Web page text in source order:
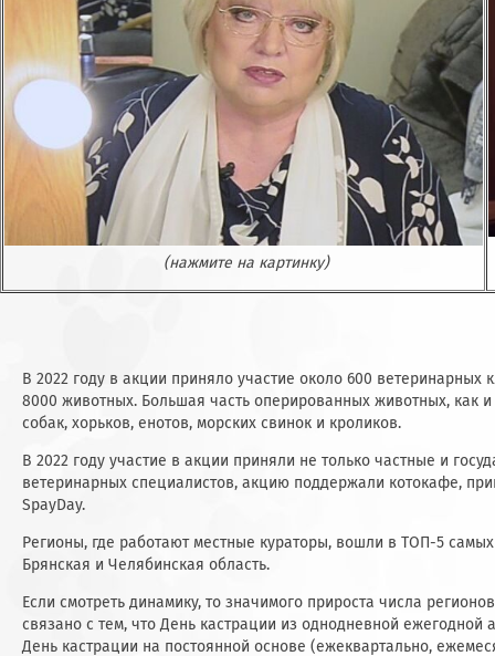
(нажмите на картинку)
В 2022 году в акции приняло участие около 600
8000 животных. Большая часть оперированных животных, как
собак, хорьков, енотов, морских свинок и кроликов.
В 2022 году участие в акции приняли не только частные и
ветеринарных специалистов, акцию поддержали котокафе,
SpayDay.
Регионы, где работают местные кураторы, вошли в ТОП-5
Брянская и Челябинская область.
Если смотреть динамику, то значимого прироста числа
связано с тем, что День кастрации из однодневной
День кастрации на постоянной основе (ежеквартально,